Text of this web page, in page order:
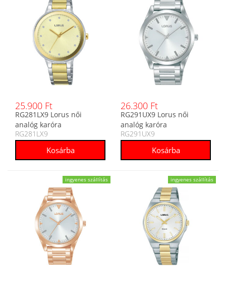
25.900 Ft
RG281LX9 Lorus női
analóg karóra
RG281LX9
26.300 Ft
RG291UX9 Lorus női
analóg karóra
RG291UX9
ingyenes szállítás ingyenes szállítás